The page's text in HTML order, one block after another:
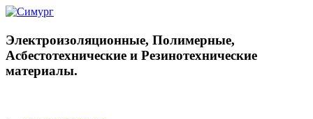
Электроизоляционные, Полимерные,
Асбестотехнические и Резинотехнические
материалы.